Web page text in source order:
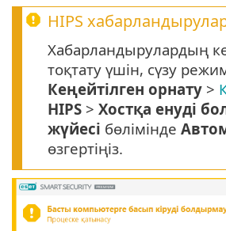
HIPS
Хабарландырулардың
тоқтату үшін, сүзу
Кеңейтілген орнату >
HIPS > Хостқа енуді
жүйесі бөлімінде
өзгертіңіз.